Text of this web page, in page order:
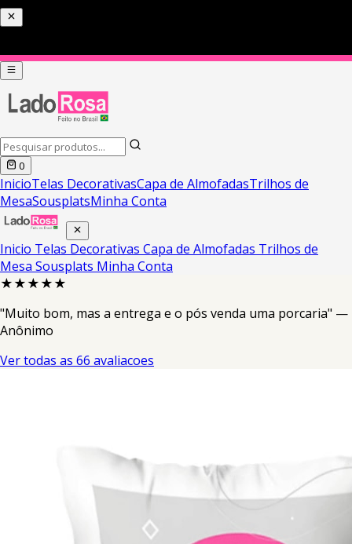
0
InicioTelas DecorativasCapa de AlmofadasTrilhos de
MesaSousplatsMinha Conta
Inicio Telas Decorativas Capa de Almofadas Trilhos de
Mesa Sousplats Minha Conta
★★★★★
"Muito bom, mas a entrega e o pós venda uma porcaria" —
Anônimo
Ver todas as 66 avaliacoes